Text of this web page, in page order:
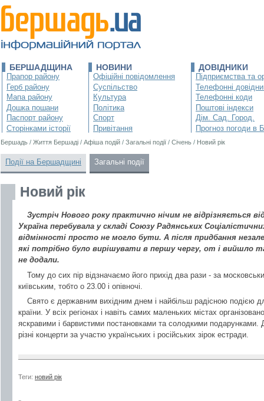
БЕРШАДЩИНА
Прапор району
Герб району
Мапа району
Дошка пошани
Паспорт району
Сторінками історії
НОВИНИ
Офіційні повідомлення
Суспільство
Культура
Політика
Спорт
Привітання
ДОВІДНИКИ
Підприємства та
Телефонні
Телефонні коди
Поштові індекси
Дім. Сад. Город.
Прогноз погоди в
Бершадь / Життя Бершаді / Афіша подій / Загальні події / Січень / Новий рік
Події на Бершадщині Загальні події
Новий рік
Зустріч Нового року практично нічим не відрізняється
Україна перебувала у складі Союзу Радянських
відмінності просто не могло бути. А після придбання
які потрібно було вирішувати в першу чергу, от і вийшло
не додали.
Тому до сих пір відзначаємо його прихід два рази - за
київським, тобто о 23.00 і опівночі.
Свято є державним вихідним днем і найбільш радісною подією
країни. У всіх регіонах і навіть самих маленьких містах
яскравими і барвистими постановками та солодкими подарунками.
різні концерти за участю українських і російських зірок естради.
Теги: новий рік